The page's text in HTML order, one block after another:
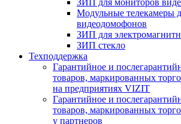
ЗИП для мониторов
Модульные телекамеры
видеодомофонов
ЗИП для
ЗИП стекло
Техподдержка
Гарантийное и
товаров, маркированных
на предприятиях VIZIT
Гарантийное и
товаров, маркированных
у партнеров